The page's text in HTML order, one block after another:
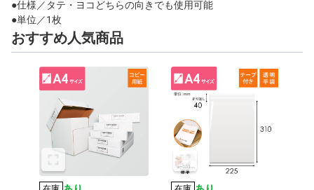
●仕様／タテ・ヨコどちらの向きでも使用可能
●単位／1枚
おすすめ人気商品